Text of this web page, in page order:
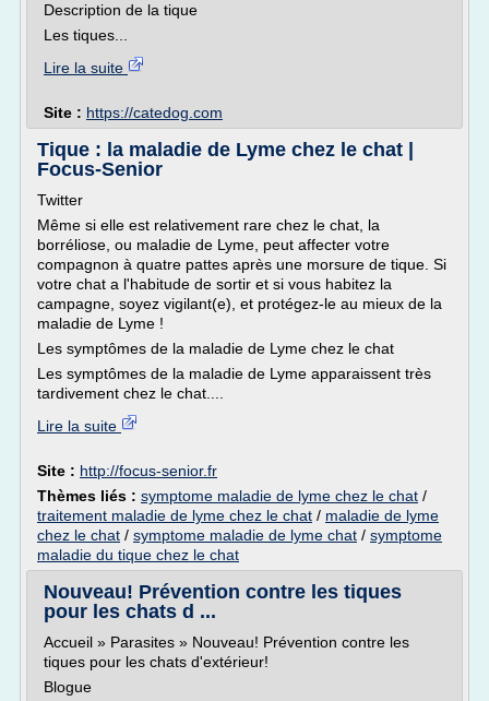
Description de la tique
Les tiques...
Lire la suite
Site : https://catedog.com
Tique : la maladie de Lyme chez le chat |
Focus-Senior
Twitter
Même si elle est relativement rare chez le chat, la
borréliose, ou maladie de Lyme, peut affecter votre
compagnon à quatre pattes après une morsure de tique. Si
votre chat a l'habitude de sortir et si vous habitez la
campagne, soyez vigilant(e), et protégez-le au mieux de la
maladie de Lyme !
Les symptômes de la maladie de Lyme chez le chat
Les symptômes de la maladie de Lyme apparaissent très
tardivement chez le chat....
Lire la suite
Site : http://focus-senior.fr
Thèmes liés : symptome maladie de lyme chez le chat /
traitement maladie de lyme chez le chat / maladie de lyme
chez le chat / symptome maladie de lyme chat / symptome
maladie du tique chez le chat
Nouveau! Prévention contre les tiques
pour les chats d ...
Accueil » Parasites » Nouveau! Prévention contre les
tiques pour les chats d'extérieur!
Blogue